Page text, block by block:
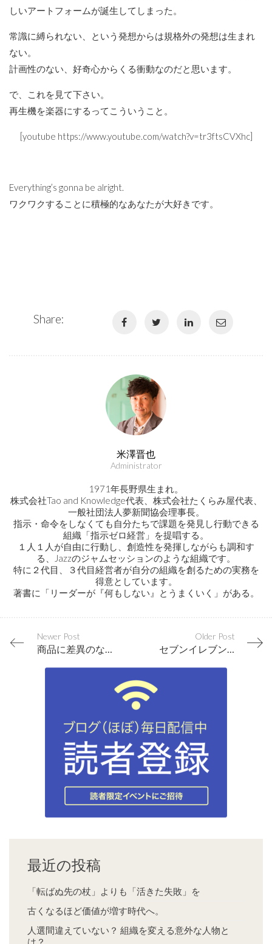
しいアートフォームが誕生してしまった。
常識に縛られない、という発想からは規格外の発想は生まれ
ない。
計画性のない、好奇心からくる衝動なのだと思います。
で、これを見て下さい。
再生機を楽器にするってこういうこと。
[youtube https://www.youtube.com/watch?v=tr3ftsCVXhc]
Everything’s gonna be alright.
ワクワクすることに積極的なあなたが大好きです。
Share:
米澤晋也
Administrator
1971年長野県生まれ。
株式会社Tao and Knowledge代表、株式会社たくらみ屋代表、
一般社団法人夢新聞協会理事長。
指示・命令をしなくても自分たちで課題を発見し行動できる
組織「指示ゼロ経営」を提唱する。
１人１人が自由に行動し、創造性を発揮しながらも調和す
る、Jazzのジャムセッションのような組織です。
特に２代目、３代目経営者が自分の組織を創るための実務を
得意としています。
著書に「リーダーが『何もしない』とうまくいく」がある。
Newer Post Older Post
最近の投稿
「転ばぬ先の杖」よりも「活きた失敗」を
古くなるほど価値が増す時代へ。
人選間違えていない？ 組織を変える意外な人物と
は？